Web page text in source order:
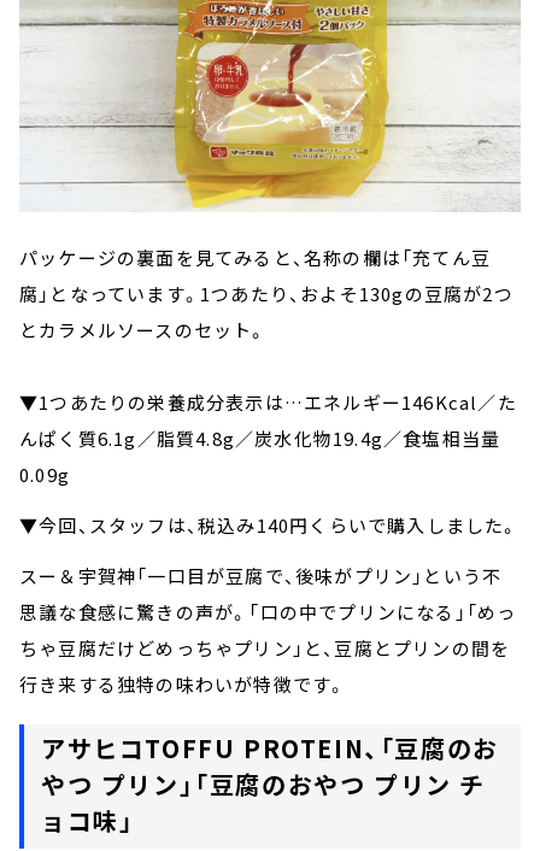
パッケージの裏面を見てみると、名称の欄は「充てん豆
腐」となっています。1つあたり、およそ130gの豆腐が2つ
とカラメルソースのセット。
▼1つあたりの栄養成分表示は…エネルギー146Kcal／た
んぱく質6.1g／脂質4.8g／炭水化物19.4g／食塩相当量
0.09g
▼今回、スタッフは、税込み140円くらいで購入しました。
スー＆宇賀神「一口目が豆腐で、後味がプリン」という不
思議な食感に驚きの声が。「口の中でプリンになる」「めっ
ちゃ豆腐だけどめっちゃプリン」と、豆腐とプリンの間を
行き来する独特の味わいが特徴です。
アサヒコTOFFU PROTEIN、「豆腐のお
やつ プリン」「豆腐のおやつ プリン チ
ョコ味」